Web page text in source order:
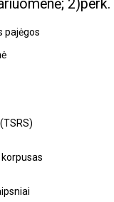
2)perk.
pajėgos